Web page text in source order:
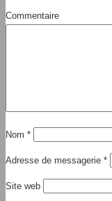
Commentaire
Nom *
Adresse de messagerie *
Site web